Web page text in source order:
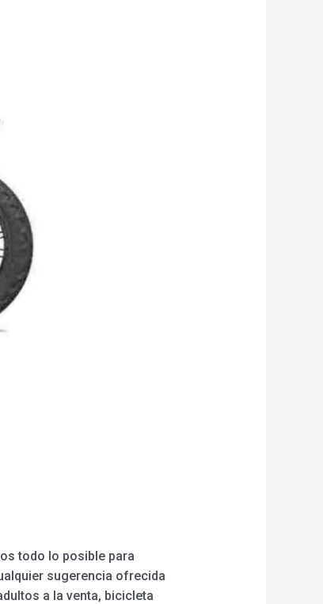
todo lo posible para
sugerencia ofrecida
a la venta, bicicleta